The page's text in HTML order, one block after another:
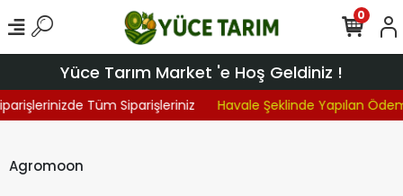
Yüce Tarım Market 'e Hoş Geldiniz !
Tüm Siparişleriniz Havale Şeklinde Yapılan
0
Agromoon